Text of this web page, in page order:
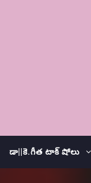
డా||కె.గీత టాక్ షోలు